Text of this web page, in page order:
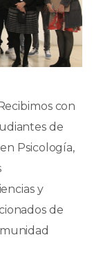
Recibimos con
de
Psicología,
y
de